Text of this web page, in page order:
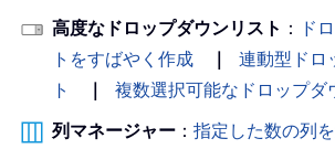
高度なドロップダウンリスト ： ド
トをすばやく作成
｜
連動型ドロ
ト
｜ 複数選択可能なドロップダ
列マネージャー ： 指定した数の列